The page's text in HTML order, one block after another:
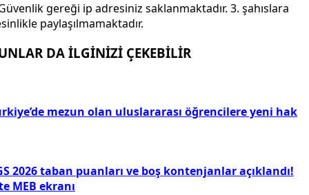
gereği ip adresiniz saklanmaktadır. 3. şahıslara
paylaşılmamaktadır.
DA İLGİNİZİ ÇEKEBİLİR
mezun olan uluslararası öğrencilere yeni hak
2026 taban puanları ve boş kontenjanlar açıklandı!
MEB ekranı